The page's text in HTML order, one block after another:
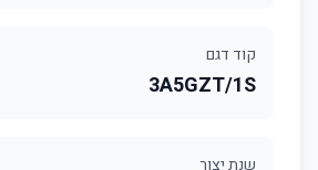
קוד דגם
3A5GZT/1S
שנת יצור